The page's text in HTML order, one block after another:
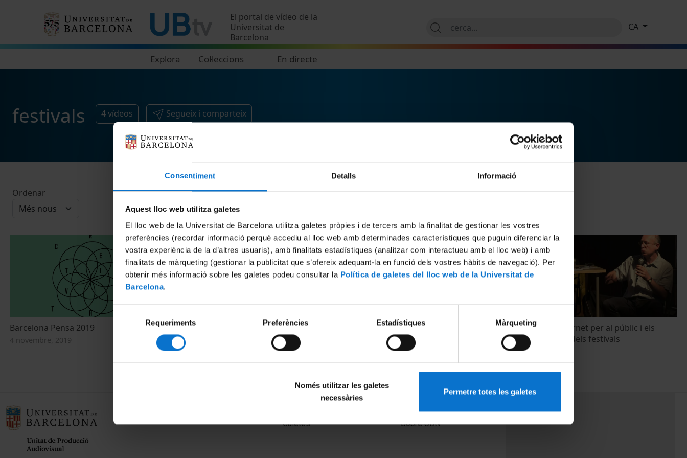
Consentiment Detalls Informació
Aquest lloc web utilitza galetes
El lloc web de la Universitat de Barcelona utilitza galetes pròpies i de tercers amb la finalitat de gestionar les vostres
preferències (recordar informació perquè accediu al lloc web amb determinades característiques que puguin diferenciar la
vostra experiència de la d’altres usuaris), amb finalitats estadístiques (analitzar com interactueu amb el lloc web) i amb
finalitats de màrqueting (gestionar la publicitat que s’ofereix adequant-la en funció dels vostres hàbits de navegació). Per
obtenir més informació sobre les galetes podeu consultar la Política de galetes del lloc web de la Universitat de
Barcelona.
Selecció
consentiment
Requeriments Preferències Estadístiques Màrqueting
Només utilitzar les galetes
necessàries
Permetre totes les galetes
El portal de vídeo de la
Universitat de
Barcelona
Explora Col·leccions En directe
CA
festivals 4vídeos Segueix i comparteix
Ordenar
Barcelona Pensa 2019
4 novembre, 2019
Barcelona Pensa 2018
8 novembre, 2018
Barcelona Pensa 2016
4 novembre, 2016
El portal d’Internet per al públic i els
professionals dels festivals
24 octubre, 2014
Galetes
Sobre UBtv